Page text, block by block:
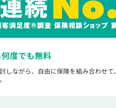
度でも無料
しながら、自由に保険を組み合わせて、